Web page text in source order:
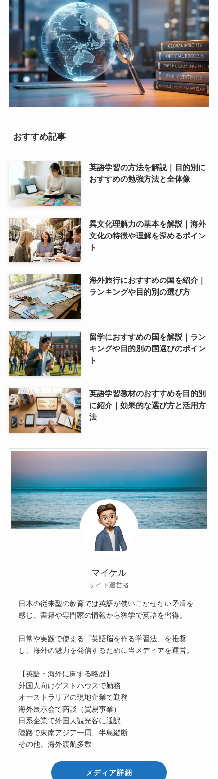
おすすめ記事
英語学習の方法を解説｜目的別に
おすすめの勉強方法と全体像
異文化理解力の基本を解説｜海外
文化の特徴や理解を深めるポイン
ト
海外旅行におすすめの国を紹介｜
ランキングや目的別の選び方
留学におすすめの国を解説｜ラン
キングや目的別の国選びのポイン
ト
英語学習教材のおすすめを目的別
に紹介｜効果的な選び方と活用方
法
マイケル
サイト運営者
日本の従来型の教育では英語が使いこなせない矛盾を
感じ、書籍や専門家の情報から独学で英語を習得。
日常や実践で使える「英語脳を作る学習法」を推奨
し、海外の魅力を発信するために当メディアを運営。
【英語・海外に関する略歴】
外国人向けゲストハウスで勤務
オーストラリアの現地企業で勤務
海外展示会で商談（貿易事業）
日系企業で外国人観光客に通訳
陸路で東南アジア一周、半島縦断
その他、海外渡航多数
メディア詳細